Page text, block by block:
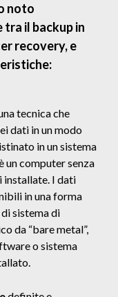
noto
il backup in
recovery, e
una tecnica che
dati in un modo
in un sistema
un computer senza
installate. I dati
in una forma
sistema di
da “bare metal”,
o sistema